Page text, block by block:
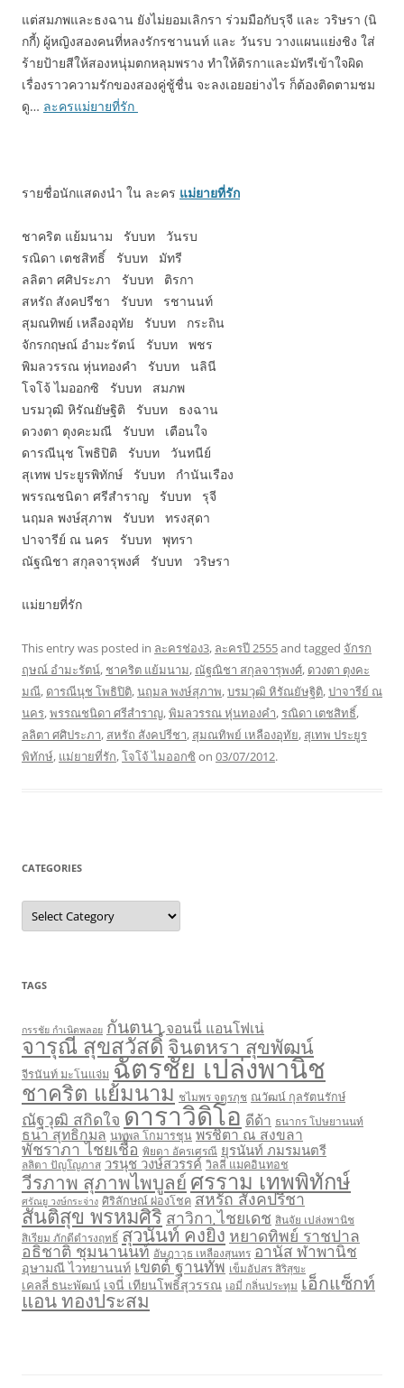
แต่สมภพและธงฉาน ยังไม่ยอมเลิกรา ร่วมมือกับรุจี และ วริษรา (นิ
กกี้) ผู้หญิงสองคนที่หลงรักรชานนท์ และ วันรบ วางแผนแย่งชิง ใส่
ร้ายป้ายสีให้สองหนุ่มตกหลุมพราง ทำให้ติรกาและมัทรีเข้าใจผิด
เรื่องราวความรักของสองคู่ชู้ชื่น จะลงเอยอย่างไร ก็ต้องติดตามชม
ดู… ละครแม่ยายที่รัก
รายชื่อนักแสดงนำ ใน ละคร แม่ยายที่รัก
ชาคริต แย้มนาม รับบท วันรบ
รณิดา เตชสิทธิ์ รับบท มัทรี
ลลิตา ศศิประภา รับบท ติรกา
สหรัถ สังคปรีชา รับบท รชานนท์
สุมณทิพย์ เหลืองอุทัย รับบท กระถิน
จักรกฤษณ์ อำมะรัตน์ รับบท พชร
พิมลวรรณ หุ่นทองคำ รับบท นลินี
โจโจ้ ไมออกซิ รับบท สมภพ
บรมวุฒิ หิรัณยัษฐิติ รับบท ธงฉาน
ดวงตา ตุงคะมณี รับบท เตือนใจ
ดารณีนุช โพธิปิติ รับบท วันทนีย์
สุเทพ ประยูรพิทักษ์ รับบท กำนันเรือง
พรรณชนิดา ศรีสำราญ รับบท รุจี
นฤมล พงษ์สุภาพ รับบท ทรงสุดา
ปาจารีย์ ณ นคร รับบท พุทรา
ณัฐณิชา สกุลจารุพงศ์ รับบท วริษรา
แม่ยายที่รัก
This entry was posted in ละครช่อง3, ละครปี 2555and tagged จักรก
ฤษณ์ อำมะรัตน์, ชาคริต แย้มนาม, ณัฐณิชา สกุลจารุพงศ์, ดวงตา ตุงคะ
มณี, ดารณีนุช โพธิปิติ,นฤมล พงษ์สุภาพ,บรมวุฒิ หิรัณยัษฐิติ,ปาจารีย์ ณ
นคร,พรรณชนิดา ศรีสำราญ,พิมลวรรณ หุ่นทองคำ, รณิดา เตชสิทธิ์,
ลลิตา ศศิประภา, สหรัถ สังคปรีชา, สุมณทิพย์ เหลืองอุทัย, สุเทพ ประยูร
พิทักษ์, แม่ยายที่รัก,โจโจ้ ไมออกซิ on 03/07/2012.
CATEGORIES
Categories
TAGS
กรรชัย กำเนิดพลอย กันตนา จอนนี่ แอนโฟเน่
จารุณี สุขสวัสดิ์ จินตหรา สุขพัฒน์
จีรนันท์ มะโนแจ่ม ฉัตรชัย เปล่งพานิช
ชาคริต แย้มนาม ชไมพร จตุรภุช ณวัฒน์ กุลรัตนรักษ์
ณัฐวุฒิ สกิดใจ ดาราวิดิโอ ดีด้า ธนากร โปษยานนท์
ธนา สุทธิกมล นพพล โกมารชุน พรชิตา ณ สงขลา
พัชราภา ไชยเชื้อ พิยดา อัครเศรณี ยุรนันท์ ภมรมนตรี
ลลิตา ปัญโญภาส วรนุช วงษ์สวรรค์ วิลลี่ แมคอินทอช
วีรภาพ สุภาพไพบูลย์ศรราม เทพพิทักษ์
ศรัณยู วงษ์กระจ่าง ศิริลักษณ์ ผ่องโชค สหรัถ สังคปรีชา
สันติสุข พรหมศิริ สาวิกา ไชยเดช สินจัย เปล่งพานิช
สิเรียม ภักดีดำรงฤทธิ์ สุวนันท์ คงยิ่ง หยาดทิพย์ ราชปาล
อธิชาติ ชุมนานนท์ อัษฎาวุธ เหลืองสุนทร อานัส ฬาพานิช
อุษามณี ไวทยานนท์ เขตต์ ฐานทัพ เข็มอัปสร สิริสุขะ
เคลลี่ ธนะพัฒน์ เจนี่ เทียนโพธิ์สุวรรณ เอมี่ กลิ่นประทุม เอ็กแซ็กท์
แอน ทองประสม